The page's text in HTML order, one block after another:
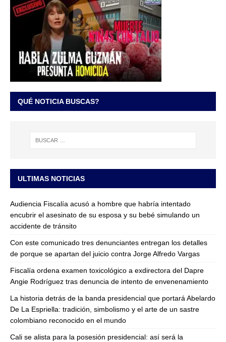
QUÉ NOTICIA BUSCAS?
ULTIMAS NOTICIAS
Audiencia Fiscalía acusó a hombre que habría intentado
encubrir el asesinato de su esposa y su bebé simulando un
accidente de tránsito
Con este comunicado tres denunciantes entregan los detalles
de porque se apartan del juicio contra Jorge Alfredo Vargas
Fiscalía ordena examen toxicológico a exdirectora del Dapre
Angie Rodríguez tras denuncia de intento de envenenamiento
La historia detrás de la banda presidencial que portará Abelardo
De La Espriella: tradición, simbolismo y el arte de un sastre
colombiano reconocido en el mundo
Cali se alista para la posesión presidencial: así será la